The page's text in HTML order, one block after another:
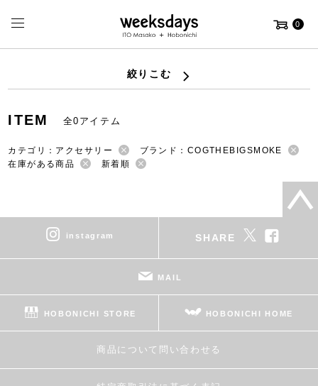
0
絞りこむ
ITEM 全0アイテム
カテゴリ：アクセサリー
ブランド：COGTHEBIGSMOKE
在庫がある商品
新着順
instagram SHARE
MAIL
HOBONICHI STORE HOBONICHI HOME
商品について問い合わせる